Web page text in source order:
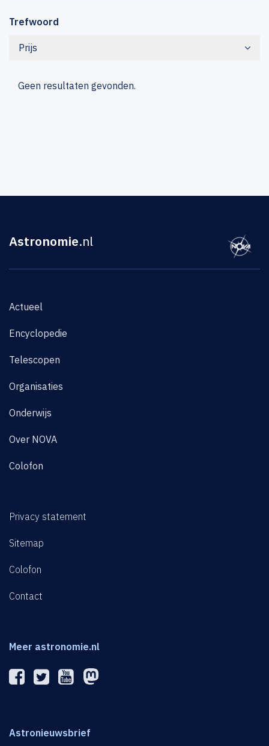
Trefwoord
Prijs
Geen resultaten gevonden.
Astronomie.nl
Actueel
Encyclopedie
Telescopen
Organisaties
Onderwijs
Over NOVA
Colofon
Privacy statement
Sitemap
Colofon
Contact
Meer astronomie.nl
Astronieuwsbrief